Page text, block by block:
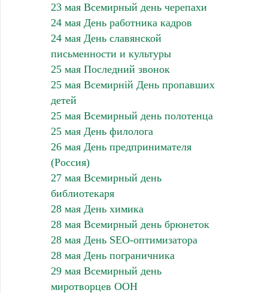
23 мая Всемирный день черепахи
24 мая День работника кадров
24 мая День славянской
письменности и культуры
25 мая Последний звонок
25 мая Всемирній День пропавших
детей
25 мая Всемирный день полотенца
25 мая День филолога
26 мая День предпринимателя
(Россия)
27 мая Всемирный день
библиотекаря
28 мая День химика
28 мая Всемирный день брюнеток
28 мая День SEO-оптимизатора
28 мая День пограничника
29 мая Всемирный день
миротворцев ООН